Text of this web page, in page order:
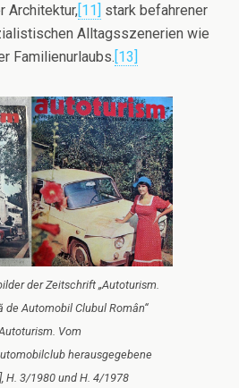
Architektur,[11] stark befahrener
Alltagsszenerien wie
Familienurlaubs.[13]
der Zeitschrift „Autoturism.
de Automobil Clubul Român“
Vom
herausgegebene
H. 3/1980 und H. 4/1978